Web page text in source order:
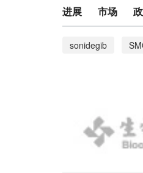
进展 市场
sonidegib
帕金森
免疫疗